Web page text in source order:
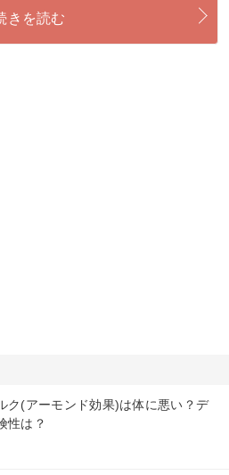
きを読む
ク(アーモンド効果)は体に悪い？デ
性は？